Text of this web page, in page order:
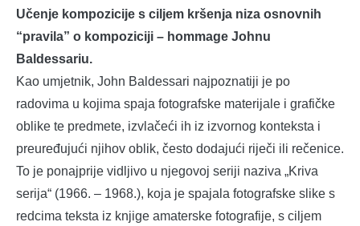
Učenje kompozicije s ciljem kršenja niza osnovnih
“pravila” o kompoziciji – hommage Johnu
Baldessariu.
Kao umjetnik, John Baldessari najpoznatiji je po
radovima u kojima spaja fotografske materijale i grafičke
oblike te predmete, izvlačeći ih iz izvornog konteksta i
preuređujući njihov oblik, često dodajući riječi ili rečenice.
To je ponajprije vidljivo u njegovoj seriji naziva „Kriva
serija“ (1966. – 1968.), koja je spajala fotografske slike s
redcima teksta iz knjige amaterske fotografije, s ciljem